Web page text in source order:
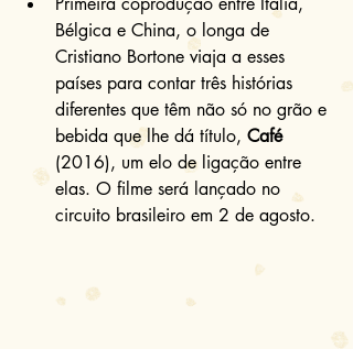
Bélgica e China, o longa de
Cristiano Bortone viaja a esses
países para contar três histórias
diferentes que têm não só no grão e
bebida que lhe dá título, Café
(2016), um elo de ligação entre
elas. O filme será lançado no
circuito brasileiro em 2 de agosto.